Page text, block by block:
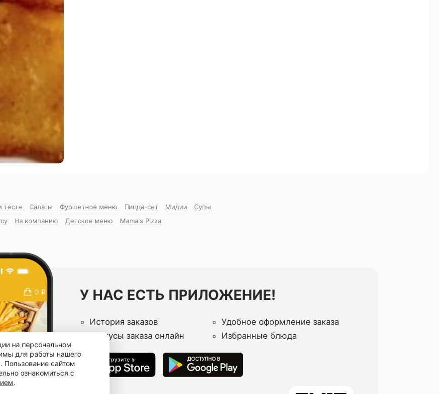
тесте Салаты Фуршетное меню Пицца-сет Мидии
Супы
На компанию Детское меню Mama's Pizza
У НАС ЕСТЬ ПРИЛОЖЕНИЕ!
История заказов
Удобное оформление заказа
Статусы заказа онлайн
Избранные блюда
на персональном
для работы нашего
Пользование сайтом
ознакомиться с
.